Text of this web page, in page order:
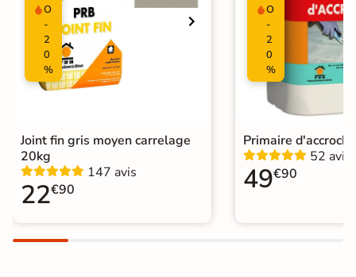
Résistant au Gel
Pièce humides
Plancher
Conditionnement Boite
Choix
O
-
2
0
%
Joint fin gris moyen carrelage
20kg
147 avis
22€90
O
-
2
0
%
Primaire
52 avis
49€90